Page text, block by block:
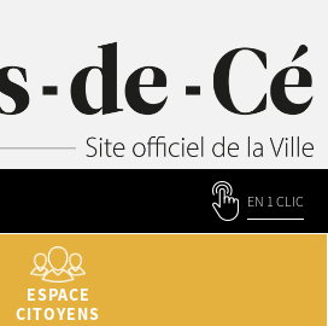
EN 1 CLIC
ESPACE
CITOYENS